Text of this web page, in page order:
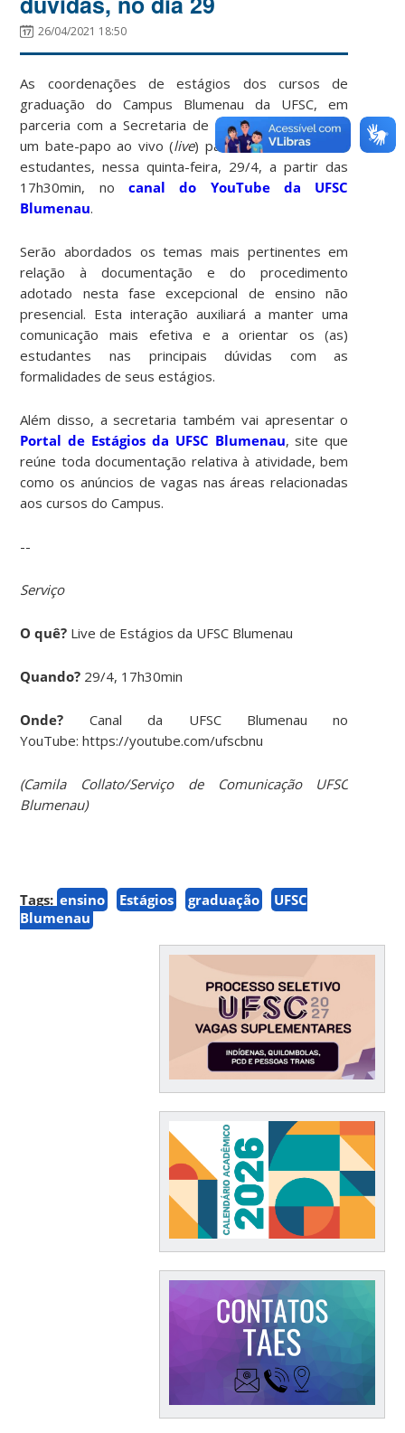
26/04/2021 18:50
As coordenações de estágios dos cursos de
graduação do Campus Blumenau da UFSC, em
parceria com a Secretaria de Estágios, promovem
um bate-papo ao vivo (live) para tirar dúvidas dos
estudantes, nessa quinta-feira, 29/4, a partir das
17h30min, nocanal do YouTube da UFSC
Blumenau.
Serão abordados os temas mais pertinentes em
relação à documentação e do procedimento
adotado nesta fase excepcional de ensino não
presencial. Esta interação auxiliará a manter uma
comunicação mais efetiva e a orientar os (as)
estudantes nas principais dúvidas com as
formalidades de seus estágios.
Além disso, a secretaria também vai apresentar o
Portal de Estágios da UFSC Blumenau, site que
reúne toda documentação relativa à atividade, bem
como os anúncios de vagas nas áreas relacionadas
aos cursos do Campus.
--
Serviço
O quê? Live de Estágios da UFSC Blumenau
Quando? 29/4, 17h30min
Onde? Canal da UFSC Blumenau no
YouTube: https://youtube.com/ufscbnu
(Camila Collato/Serviço de Comunicação UFSC
Blumenau)
Tags: ensino Estágios graduação
UFSC
Blumenau